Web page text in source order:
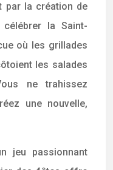
par la création de
célébrer la Saint-
où les grillades
les salades
ne trahissez
une nouvelle,
jeu passionnant